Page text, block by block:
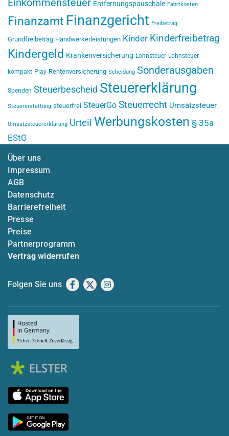
Einkommensteuer Entfernungspauschale Fahrtkosten
Finanzamt Finanzgericht Freibetrag
Grundfreibetrag Handwerkerleistungen Kinder Kinderfreibetrag
Kindergeld Krankenversicherung Lohnsteuer Lohnsteuer
kompakt Play Rentenversicherung Scheidung Sonderausgaben
Spenden Steuerbescheid Steuererklärung
Steuererstattung steuerfrei SteuerGo Steuerrecht Umsatzsteuer
Umsatzsteuererklärung Urteil Werbungskosten § 35a
EStG
Über uns
Impressum
AGB
Datenschutz
Barrierefreiheit
Presse
Preise
Partnerprogramm
Vertrag widerrufen
Folgen Sie uns Facebook
X Instagram